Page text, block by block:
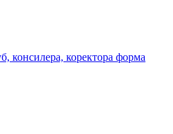
консилера, коректора форма